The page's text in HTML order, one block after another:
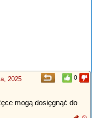
0
2025
mogą dosięgnąć do